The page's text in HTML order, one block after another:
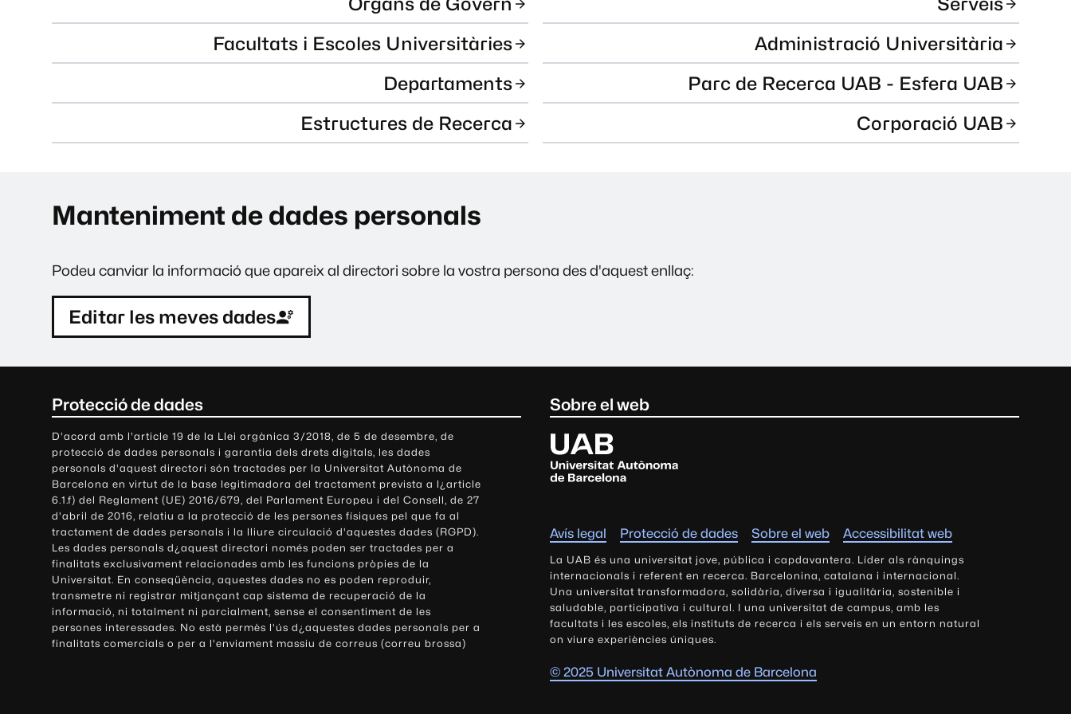
Facultats i Escoles Universitàries
Departaments
Estructures de Recerca
Administració Universitària
Parc de Recerca UAB - Esfera UAB
Corporació UAB
Manteniment de dades personals
Podeu canviar la informació que apareix al directori sobre la vostra persona des d'aquest enllaç:
Editar les meves dades
Protecció de dades
D'acord amb l'article 19 de la Llei orgànica 3/2018, de 5 de desembre, de
protecció de dades personals i garantia dels drets digitals, les dades
personals d'aquest directori són tractades per la Universitat Autònoma de
Barcelona en virtut de la base legitimadora del tractament prevista a l¿article
6.1.f) del Reglament (UE) 2016/679, del Parlament Europeu i del Consell, de 27
d'abril de 2016, relatiu a la protecció de les persones físiques pel que fa al
tractament de dades personals i la lliure circulació d'aquestes dades (RGPD).
Les dades personals d¿aquest directori només poden ser tractades per a
finalitats exclusivament relacionades amb les funcions pròpies de la
Universitat. En conseqüència, aquestes dades no es poden reproduir,
transmetre ni registrar mitjançant cap sistema de recuperació de la
informació, ni totalment ni parcialment, sense el consentiment de les
persones interessades. No està permès l'ús d¿aquestes dades personals per a
finalitats comercials o per a l'enviament massiu de correus (correu brossa)
Sobre el web
U
n
i
s
i
t
a
t
A
u
t
ò
Avís legal Protecció de dades Sobre el web Accessibilitat web
La UAB és una universitat jove, pública i capdavantera. Líder als rànquings
internacionals i referent en recerca. Barcelonina, catalana i internacional.
Una universitat transformadora, solidària, diversa i igualitària, sostenible i
saludable, participativa i cultural. I una universitat de campus, amb les
facultats i les escoles, els instituts de recerca i els serveis en un entorn natural
on viure experiències úniques.
© 2025 Universitat Autònoma de Barcelona